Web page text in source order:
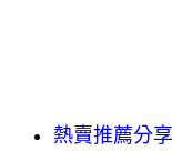
熱賣推薦分